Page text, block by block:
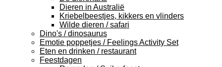
Dieren in Australië
Kriebelbeestjes, kikkers en vlinders
Wilde dieren / safari
Dino's / dinosaurus
Emotie poppetjes / Feelings Activity Set
Eten en drinken / restaurant
Feestdagen